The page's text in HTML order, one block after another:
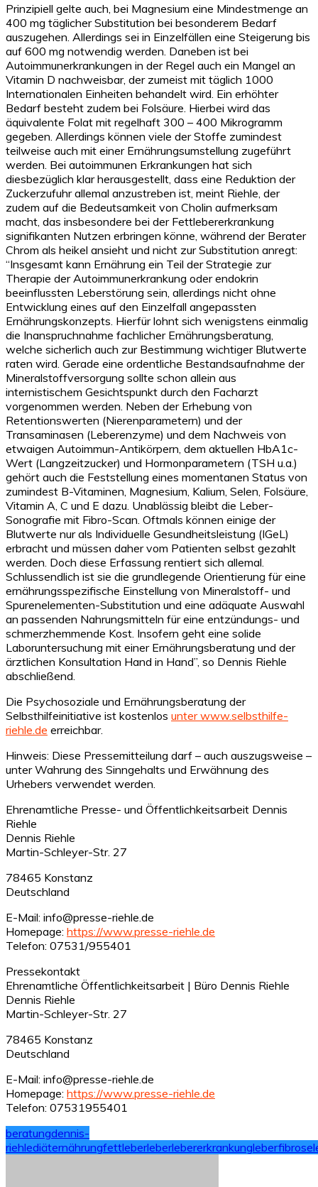
Prinzipiell gelte auch, bei Magnesium eine Mindestmenge an
400 mg täglicher Substitution bei besonderem Bedarf
auszugehen. Allerdings sei in Einzelfällen eine Steigerung bis
auf 600 mg notwendig werden. Daneben ist bei
Autoimmunerkrankungen in der Regel auch ein Mangel an
Vitamin D nachweisbar, der zumeist mit täglich 1000
Internationalen Einheiten behandelt wird. Ein erhöhter
Bedarf besteht zudem bei Folsäure. Hierbei wird das
äquivalente Folat mit regelhaft 300 – 400 Mikrogramm
gegeben. Allerdings können viele der Stoffe zumindest
teilweise auch mit einer Ernährungsumstellung zugeführt
werden. Bei autoimmunen Erkrankungen hat sich
diesbezüglich klar herausgestellt, dass eine Reduktion der
Zuckerzufuhr allemal anzustreben ist, meint Riehle, der
zudem auf die Bedeutsamkeit von Cholin aufmerksam
macht, das insbesondere bei der Fettlebererkrankung
signifikanten Nutzen erbringen könne, während der Berater
Chrom als heikel ansieht und nicht zur Substitution anregt:
“Insgesamt kann Ernährung ein Teil der Strategie zur
Therapie der Autoimmunerkrankung oder endokrin
beeinflussten Leberstörung sein, allerdings nicht ohne
Entwicklung eines auf den Einzelfall angepassten
Ernährungskonzepts. Hierfür lohnt sich wenigstens einmalig
die Inanspruchnahme fachlicher Ernährungsberatung,
welche sicherlich auch zur Bestimmung wichtiger Blutwerte
raten wird. Gerade eine ordentliche Bestandsaufnahme der
Mineralstoffversorgung sollte schon allein aus
internistischem Gesichtspunkt durch den Facharzt
vorgenommen werden. Neben der Erhebung von
Retentionswerten (Nierenparametern) und der
Transaminasen (Leberenzyme) und dem Nachweis von
etwaigen Autoimmun-Antikörpern, dem aktuellen HbA1c-
Wert (Langzeitzucker) und Hormonparametern (TSH u.a.)
gehört auch die Feststellung eines momentanen Status von
zumindest B-Vitaminen, Magnesium, Kalium, Selen, Folsäure,
Vitamin A, C und E dazu. Unablässig bleibt die Leber-
Sonografie mit Fibro-Scan. Oftmals können einige der
Blutwerte nur als Individuelle Gesundheitsleistung (IGeL)
erbracht und müssen daher vom Patienten selbst gezahlt
werden. Doch diese Erfassung rentiert sich allemal.
Schlussendlich ist sie die grundlegende Orientierung für eine
ernährungsspezifische Einstellung von Mineralstoff- und
Spurenelementen-Substitution und eine adäquate Auswahl
an passenden Nahrungsmitteln für eine entzündungs- und
schmerzhemmende Kost. Insofern geht eine solide
Laboruntersuchung mit einer Ernährungsberatung und der
ärztlichen Konsultation Hand in Hand”, so Dennis Riehle
abschließend.
Die Psychosoziale und Ernährungsberatung der
Selbsthilfeinitiative ist kostenlos unter www.selbsthilfe-
riehle.de erreichbar.
Hinweis: Diese Pressemitteilung darf – auch auszugsweise –
unter Wahrung des Sinngehalts und Erwähnung des
Urhebers verwendet werden.
Ehrenamtliche Presse- und Öffentlichkeitsarbeit Dennis
Riehle
Dennis Riehle
Martin-Schleyer-Str. 27
78465 Konstanz
Deutschland
E-Mail: info@presse-riehle.de
Homepage: https://www.presse-riehle.de
Telefon: 07531/955401
Pressekontakt
Ehrenamtliche Öffentlichkeitsarbeit | Büro Dennis Riehle
Dennis Riehle
Martin-Schleyer-Str. 27
78465 Konstanz
Deutschland
E-Mail: info@presse-riehle.de
Homepage: https://www.presse-riehle.de
Telefon: 07531955401
beratungdennis-
riehlediäternährungfettleberleberlebererkrankungleberfibrose